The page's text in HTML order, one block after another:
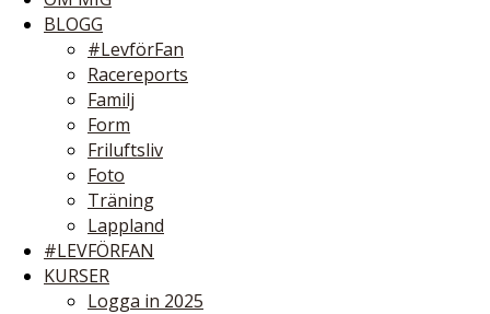
BLOGG
#LevförFan
Racereports
Familj
Form
Friluftsliv
Foto
Träning
Lappland
#LEVFÖRFAN
KURSER
Logga in 2025